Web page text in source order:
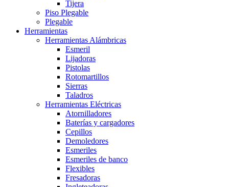
Tijera
Piso Plegable
Plegable
Herramientas
Herramientas Alámbricas
Esmeril
Lijadoras
Pistolas
Rotomartillos
Sierras
Taladros
Herramientas Eléctricas
Atornilladores
Baterías y cargadores
Cepillos
Demoledores
Esmeriles
Esmeriles de banco
Flexibles
Fresadoras